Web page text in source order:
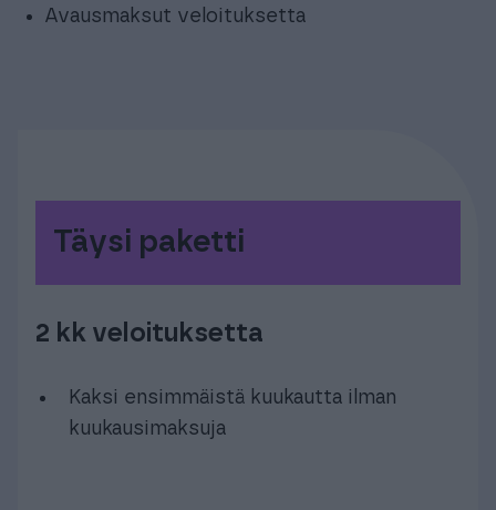
Avausmaksut veloituksetta
Täysi paketti
2 kk veloituksetta
Kaksi ensimmäistä kuukautta ilman
kuukausimaksuja